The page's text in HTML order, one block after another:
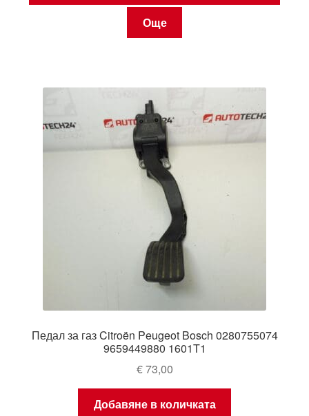
Още
Педал за газ Citroën Peugeot Bosch 0280755074
9659449880 1601T1
€73,00
Добавяне в количката